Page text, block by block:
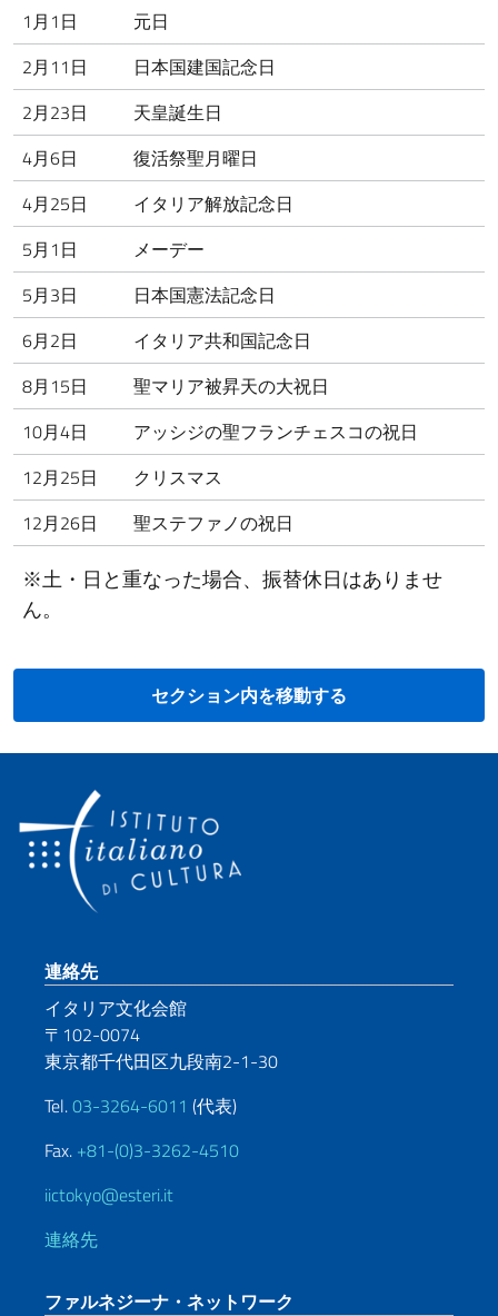
1月1日
元日
2月11日
日本国建国記念日
2月23日
天皇誕生日
4月6日
復活祭聖月曜日
4月25日
イタリア解放記念日
5月1日
メーデー
5月3日
日本国憲法記念日
6月2日
イタリア共和国記念日
8月15日
聖マリア被昇天の大祝日
10月4日
アッシジの聖フランチェスコの祝日
12月25日
クリスマス
12月26日
聖ステファノの祝日
※土・日と重なった場合、振替休日はありませ
ん。
セクション内を移動する
Footer section
連絡先
イタリア文化会館
〒102-0074
東京都千代田区九段南2-1-30
Tel.03-3264-6011 (代表)
Fax. +81-(0)3-3262-4510
iictokyo@esteri.it
連絡先
ファルネジーナ・ネットワーク